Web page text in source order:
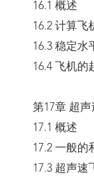
16.1 概述
16.2 计算飞机
16.3 稳定水
16.4 飞机的
第17章 超声
17.1 概述
17.2 一般的
17.3 超声速